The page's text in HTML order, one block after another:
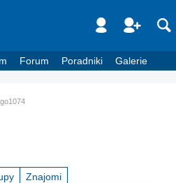
Forum Poradniki Galerie
Znajomi